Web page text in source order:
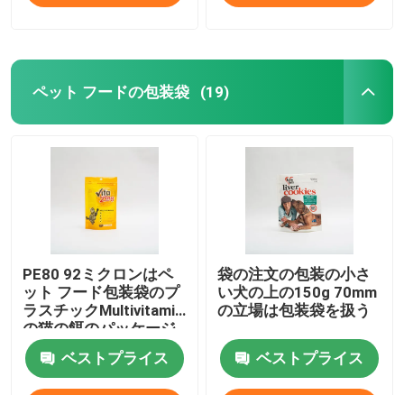
企業情報
品質管理
お問い合わせ
ニュース
すべての場合
ペット フードの包装袋 (19)
PE80 92ミクロンはペ
ット フード包装袋のプ
ラスチックMultivitamin
の猫の餌のパッケージ
の上に立つ
ベストプライス
袋の注文の包装の小さ
い犬の上の150g 70mm
の立場は包装袋を扱う
ベストプライス